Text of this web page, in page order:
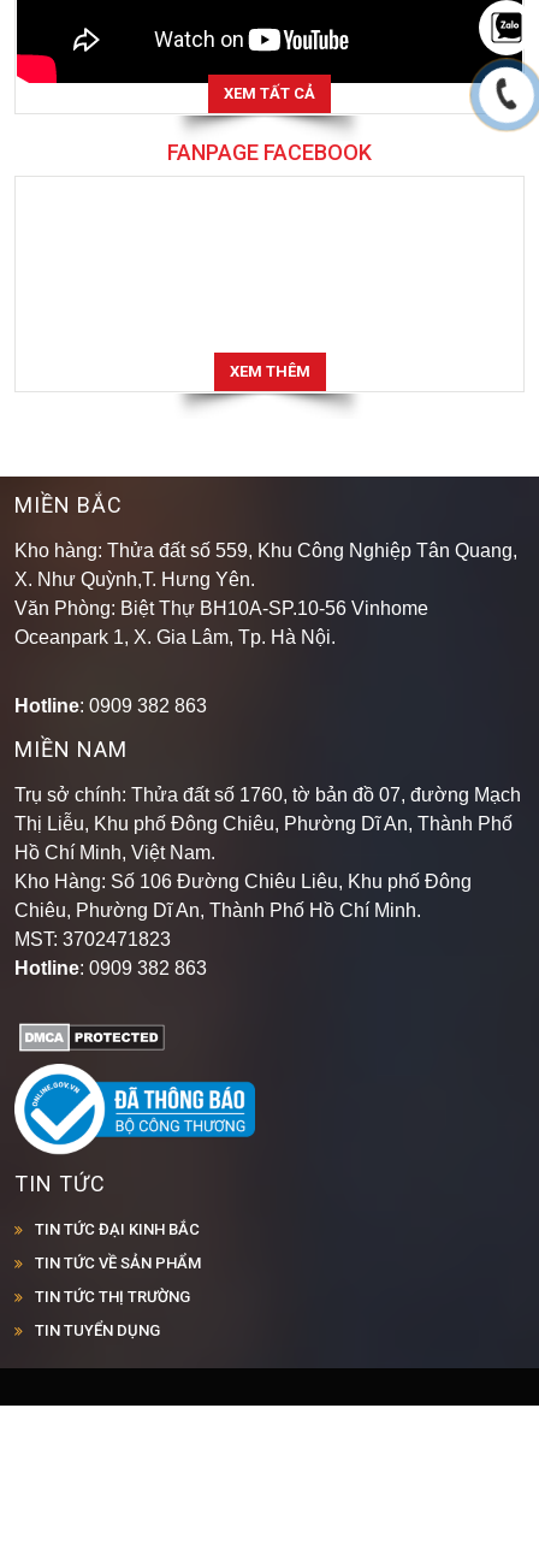
XEM TẤT CẢ
FANPAGE FACEBOOK
XEM THÊM
MIỀN BẮC
Kho hàng: Thửa đất số 559, Khu Công Nghiệp Tân Quang,
X. Như Quỳnh,T. Hưng Yên.
Văn Phòng: Biệt Thự BH10A-SP.10-56 Vinhome
Oceanpark 1, X. Gia Lâm, Tp. Hà Nội.
Hotline: 0909 382 863
MIỀN NAM
Trụ sở chính: Thửa đất số 1760, tờ bản đồ 07, đường Mạch
Thị Liễu, Khu phố Đông Chiêu, Phường Dĩ An, Thành Phố
Hồ Chí Minh, Việt Nam.
Kho Hàng: Số 106 Đường Chiêu Liêu, Khu phố Đông
Chiêu, Phường Dĩ An, Thành Phố Hồ Chí Minh.
MST: 3702471823
Hotline: 0909 382 863
TIN TỨC
TIN TỨC ĐẠI KINH BẮC
TIN TỨC VỀ SẢN PHẨM
TIN TỨC THỊ TRƯỜNG
TIN TUYỂN DỤNG